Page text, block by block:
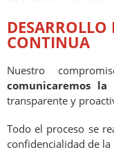
CONTINUA
Nuestro
comunicaremos
transparente y
Todo el proceso se
confidencialidad de